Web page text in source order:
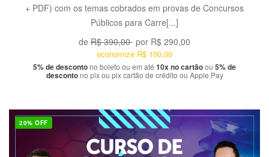
+ PDF) com os temas cobrados em provas de Concursos
Públicos para Carre[...]
de R$ 390,00 por R$ 290,00
economize R$ 100,00
5% de descontono boleto ou em até 10x no cartãoou 5% de
descontono pix ou pix cartão de crédito ou Apple Pay
20% OFF